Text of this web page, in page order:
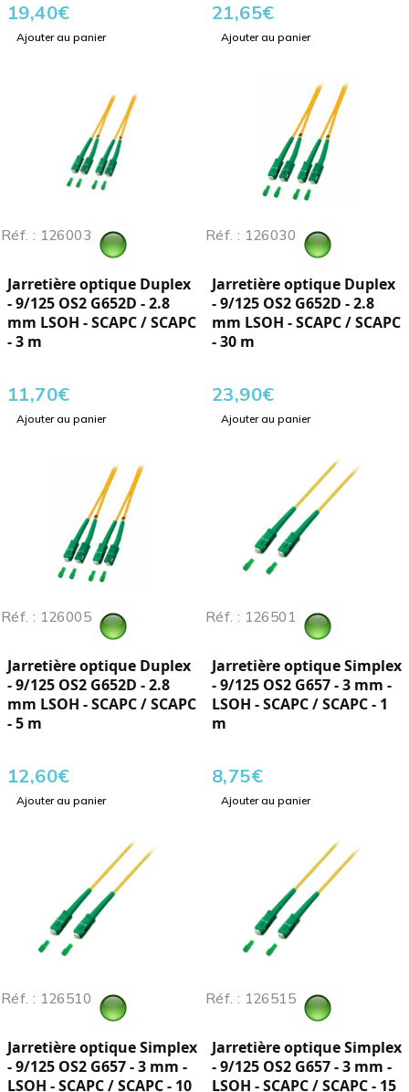
19,40€
Ajouter au panier
21,65€
Ajouter au panier
Réf. : 126003
Jarretière optique Duplex
- 9/125 OS2 G652D - 2.8
mm LSOH - SCAPC / SCAPC
- 3 m
11,70€
Ajouter au panier
Réf. : 126030
Jarretière optique Duplex
- 9/125 OS2 G652D - 2.8
mm LSOH - SCAPC / SCAPC
- 30 m
23,90€
Ajouter au panier
Réf. : 126005
Jarretière optique Duplex
- 9/125 OS2 G652D - 2.8
mm LSOH - SCAPC / SCAPC
- 5 m
12,60€
Ajouter au panier
Réf. : 126501
Jarretière optique Simplex
- 9/125 OS2 G657 - 3 mm -
LSOH - SCAPC / SCAPC - 1
m
8,75€
Ajouter au panier
Réf. : 126510
Jarretière optique Simplex
- 9/125 OS2 G657 - 3 mm -
LSOH - SCAPC / SCAPC - 10
Réf. : 126515
Jarretière optique Simplex
- 9/125 OS2 G657 - 3 mm -
LSOH - SCAPC / SCAPC - 15